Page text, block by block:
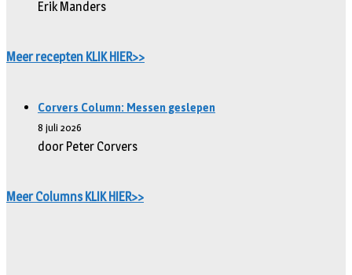
Erik Manders
Meer recepten KLIK HIER>>
Corvers Column: Messen geslepen
8 juli 2026
door Peter Corvers
Meer Columns KLIK HIER>>